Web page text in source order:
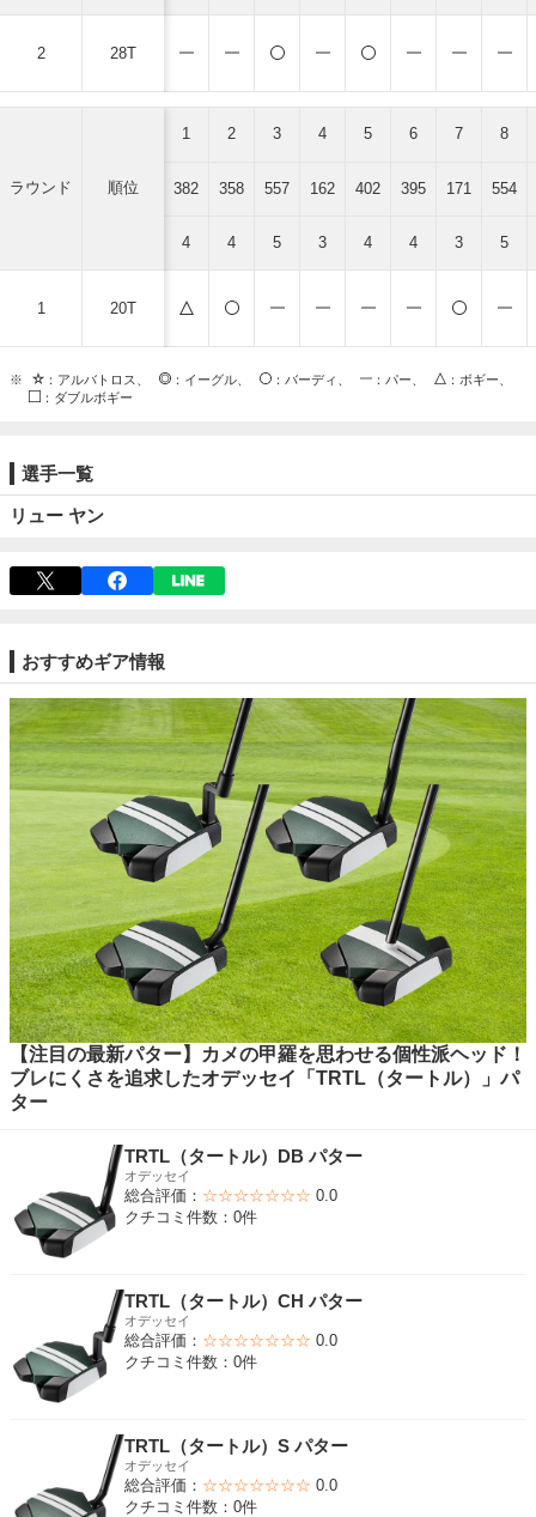
2 28T
ラウンド 順位
1 20T
1 2 3 4 5 6 7 8
382 358 557 162 402 395 171 554
4 4 5 3 4 4 3 5
※ ：アルバトロス、 ：イーグル、 ：バーディ、 ：パー、
：ボギー、
：ダブルボギー
選手一覧
リュー ヤン
おすすめギア情報
【注目の最新パター】カメの甲羅を思わせる個性派ヘッド！
ブレにくさを追求したオデッセイ「TRTL（タートル）」パ
ター
TRTL（タートル）DB パター
オデッセイ
総合評価： ☆☆☆☆☆☆☆ 0.0
クチコミ件数：0件
TRTL（タートル）CH パター
オデッセイ
総合評価： ☆☆☆☆☆☆☆ 0.0
クチコミ件数：0件
TRTL（タートル）S パター
オデッセイ
総合評価： ☆☆☆☆☆☆☆ 0.0
クチコミ件数：0件